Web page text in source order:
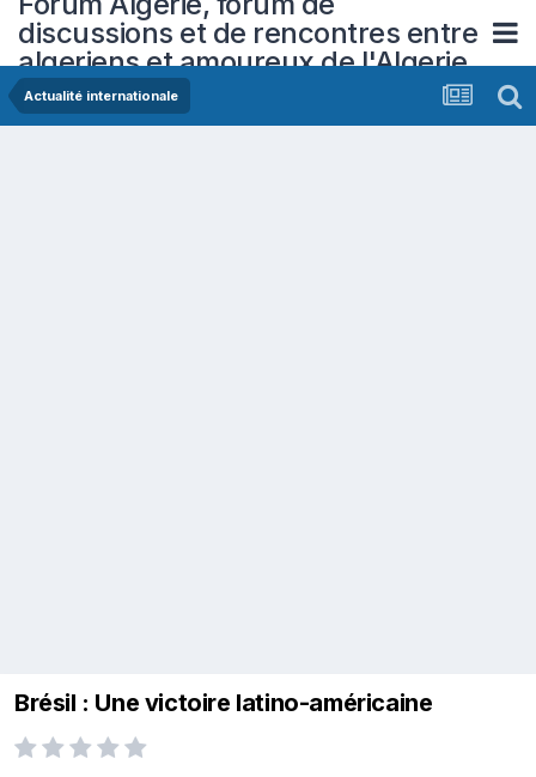
discussions et de rencontres entre
algeriens et amoureux de l'Algerie
Actualité internationale
Brésil : Une victoire latino-américaine